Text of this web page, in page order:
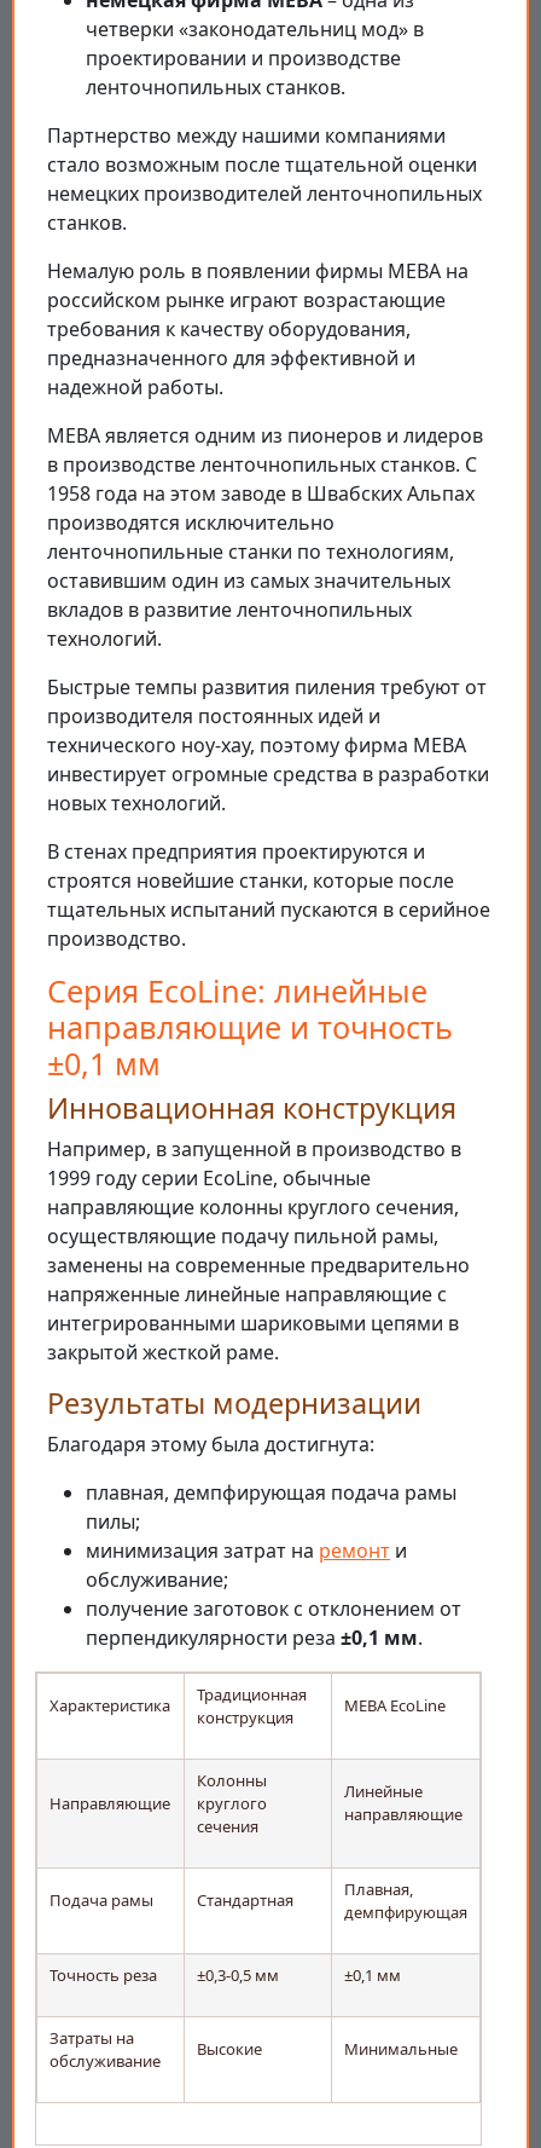
четверки «законодательниц мод» в
проектировании и производстве
ленточнопильных станков.
Партнерство между нашими компаниями
стало возможным после тщательной оценки
немецких производителей ленточнопильных
станков.
Немалую роль в появлении фирмы MEBA на
российском рынке играют возрастающие
требования к качеству оборудования,
предназначенного для эффективной и
надежной работы.
МЕВА является одним из пионеров и лидеров
в производстве ленточнопильных станков. С
1958 года на этом заводе в Швабских Альпах
производятся исключительно
ленточнопильные станки по технологиям,
оставившим один из самых значительных
вкладов в развитие ленточнопильных
технологий.
Быстрые темпы развития пиления требуют от
производителя постоянных идей и
технического ноу-хау, поэтому фирма MEBA
инвестирует огромные средства в разработки
новых технологий.
В стенах предприятия проектируются и
строятся новейшие станки, которые после
тщательных испытаний пускаются в серийное
производство.
Серия EcoLine: линейные
направляющие и точность
±0,1 мм
Инновационная конструкция
Например, в запущенной в производство в
1999 году серии EcoLine, обычные
направляющие колонны круглого сечения,
осуществляющие подачу пильной рамы,
заменены на современные предварительно
напряженные линейные направляющие с
интегрированными шариковыми цепями в
закрытой жесткой раме.
Результаты модернизации
Благодаря этому была достигнута:
плавная, демпфирующая подача рамы
пилы;
минимизация затрат на ремонт и
обслуживание;
получение заготовок с отклонением от
перпендикулярности реза ±0,1 мм.
Характеристика
Традиционная
конструкция
MEBA EcoLine
Направляющие
Колонны
круглого
сечения
Линейные
направляющие
Подача рамы Стандартная
Плавная,
демпфирующая
Точность реза ±0,3-0,5 мм ±0,1 мм
Затраты на
обслуживание
Высокие Минимальные